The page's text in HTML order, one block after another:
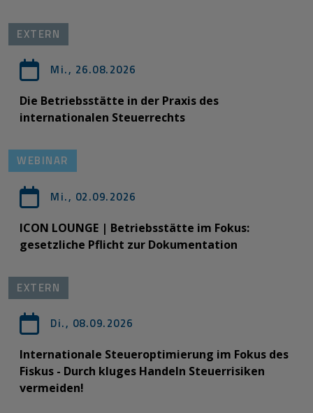
EXTERN
Mi., 26.08.2026
Die Betriebsstätte in der Praxis des
internationalen Steuerrechts
WEBINAR
Mi., 02.09.2026
ICON LOUNGE | Betriebsstätte im Fokus:
gesetzliche Pflicht zur Dokumentation
EXTERN
Di., 08.09.2026
Internationale Steueroptimierung im Fokus des
Fiskus - Durch kluges Handeln Steuerrisiken
vermeiden!